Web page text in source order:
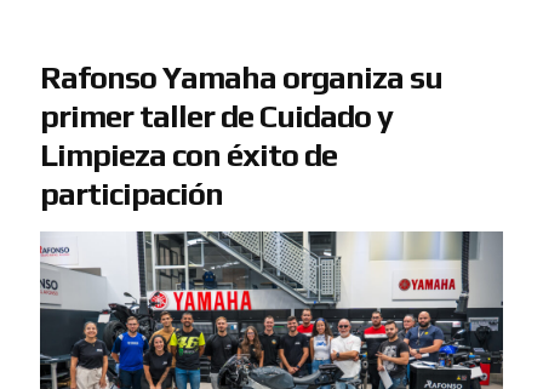
Rafonso Yamaha organiza su
primer taller de Cuidado y
Limpieza con éxito de
participación